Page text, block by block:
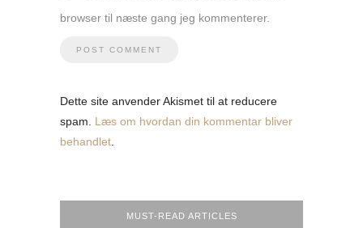
browser til næste gang jeg kommenterer.
Dette site anvender Akismet til at reducere
spam. Læs om hvordan din kommentar bliver
behandlet
MUST-READ ARTICLES